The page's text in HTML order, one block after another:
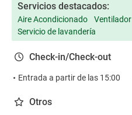
Servicios destacados:
Aire Acondicionado Ventilador
Servicio de lavandería
Check-in/Check-out
Entrada a partir de las 15:00
Otros